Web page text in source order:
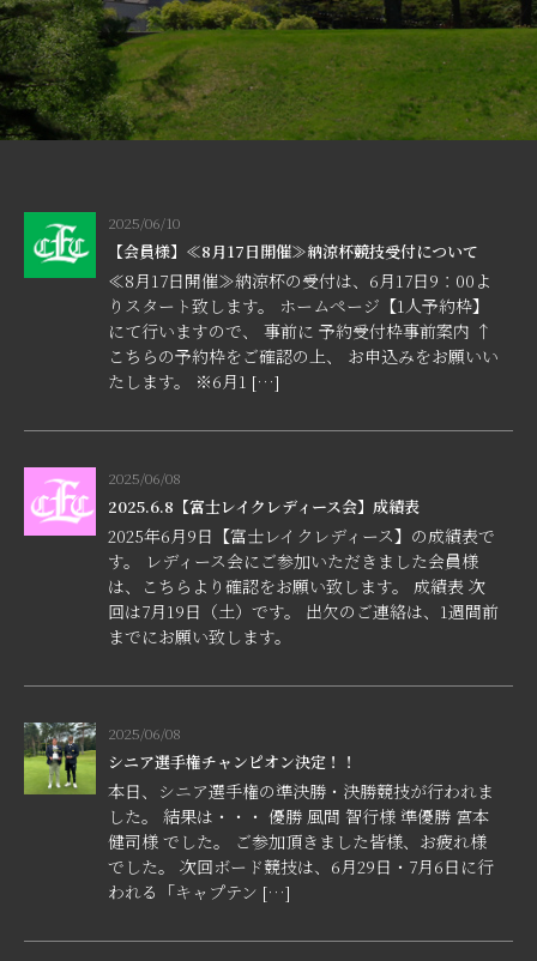
2025/06/10
【会員様】≪8月17日開催≫納涼杯競技受付について
≪8月17日開催≫納涼杯の受付は、6月17日9：00よ
りスタート致します。 ホームページ【1人予約枠】
にて行いますので、 事前に 予約受付枠事前案内 ↑
こちらの予約枠をご確認の上、 お申込みをお願いい
たします。 ※6月1 […]
2025/06/08
2025.6.8【富士レイクレディース会】成績表
2025年6月9日【富士レイクレディース】の成績表で
す。 レディース会にご参加いただきました会員様
は、こちらより確認をお願い致します。 成績表 次
回は7月19日（土）です。 出欠のご連絡は、1週間前
までにお願い致します。
2025/06/08
シニア選手権チャンピオン決定！！
本日、シニア選手権の準決勝・決勝競技が行われま
した。 結果は・・・ 優勝 風間 智行様 準優勝 宮本
健司様 でした。 ご参加頂きました皆様、お疲れ様
でした。 次回ボード競技は、6月29日・7月6日に行
われる「キャプテン […]